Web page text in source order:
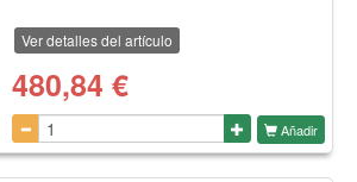
Ver detalles del artículo
480,84 €
Añadir